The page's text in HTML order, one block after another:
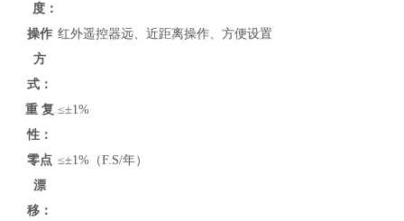
度：
操作
方
式：
红外遥控器远、近距离操作、方便设置
重 复
性：
≤±1%
零点
漂
移：
≤±1%（F.S/年）